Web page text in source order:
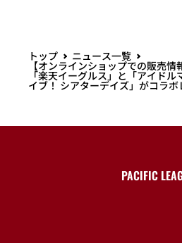
トップ ニュース一覧
【オンラインショップでの販売
「楽天イーグルス」と「アイド
イブ！ シアターデイズ」がコラ
PACIFIC